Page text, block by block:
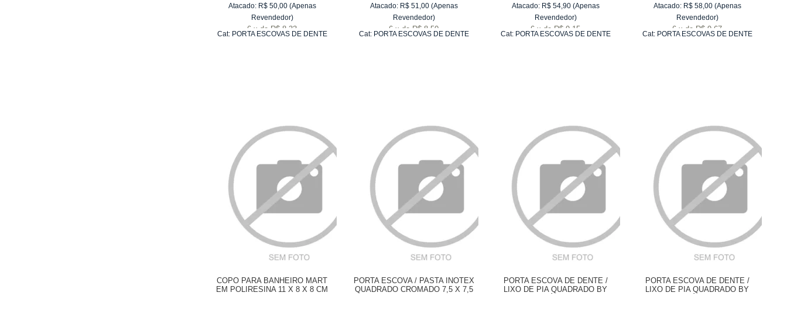
Atacado: R$ 50,00 (Apenas
Revendedor)
6 x de R$ 8,33
Cat: PORTA ESCOVAS DE DENTE
Atacado: R$ 51,00 (Apenas
Revendedor)
6 x de R$ 8,50
Cat: PORTA ESCOVAS DE DENTE
Atacado: R$ 54,90 (Apenas
Revendedor)
6 x de R$ 9,15
Cat: PORTA ESCOVAS DE DENTE
Atacado: R$ 58,00 (Apenas
Revendedor)
6 x de R$ 9,67
Cat: PORTA ESCOVAS DE DENTE
COPO PARA BANHEIRO MART
EM POLIRESINA 11 X 8 X 8 CM
PORTA ESCOVA / PASTA INOTEX
QUADRADO CROMADO 7,5 X 7,5
PORTA ESCOVA DE DENTE /
LIXO DE PIA QUADRADO BY
PORTA ESCOVA DE DENTE /
LIXO DE PIA QUADRADO BY